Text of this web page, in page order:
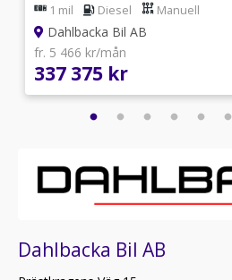
1 mil Diesel Manuell
Dahlbacka Bil AB
fr. 5 466 kr/mån
337 375 kr
Dahlbacka Bil AB